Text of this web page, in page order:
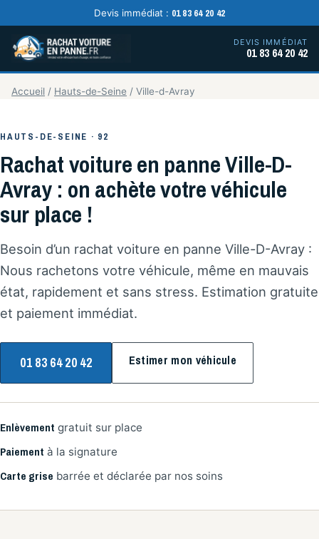
Devis immédiat : 01 83 64 20 42
DEVIS IMMÉDIAT
01 83 64 20 42
Accueil / Hauts-de-Seine / Ville-d-Avray
HAUTS-DE-SEINE · 92
Rachat voiture en panne Ville-D-
Avray : on achète votre véhicule
sur place !
Besoin d’un rachat voiture en panne Ville-D-Avray :
Nous rachetons votre véhicule, même en mauvais
état, rapidement et sans stress. Estimation gratuite
et paiement immédiat.
01 83 64 20 42 Estimer mon véhicule
Enlèvement gratuit sur place
Paiement à la signature
Carte grise barrée et déclarée par nos soins